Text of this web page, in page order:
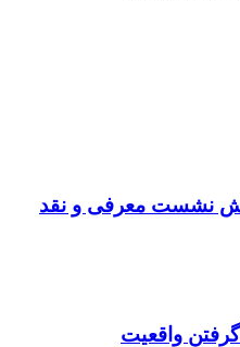
نشست معرفی و نقد
گرفتن واقعیت